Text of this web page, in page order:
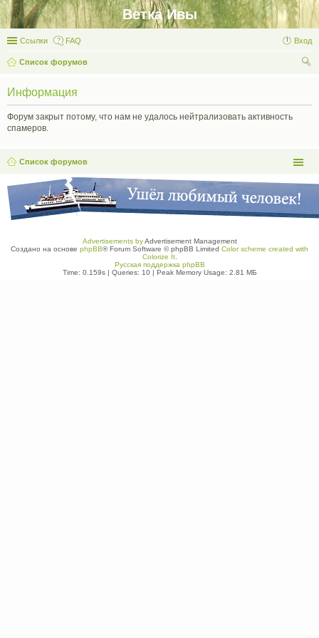
Ветка Ивы
Ссылки FAQ Вход
Список форумов
Информация
Форум закрыт потому, что нам не удалось нейтрализовать активность
спамеров.
Список форумов
Advertisements byAdvertisement Management
Создано на основе phpBB® Forum Software © phpBB Limited Color scheme created with
Colorize It.
Русская поддержка phpBB
Time: 0.159s| Queries: 10| Peak Memory Usage: 2.81 МБ